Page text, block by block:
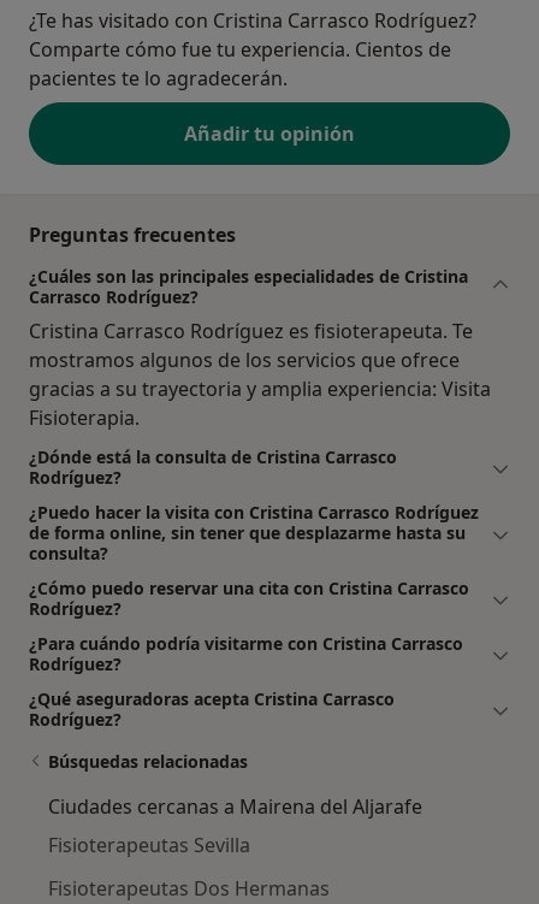
¿Te has visitado con Cristina Carrasco Rodríguez?
Comparte cómo fue tu experiencia. Cientos de
pacientes te lo agradecerán.
Añadir tu opinión
Preguntas frecuentes
¿Cuáles son las principales especialidades de Cristina
Carrasco Rodríguez?
Cristina Carrasco Rodríguez es fisioterapeuta. Te
mostramos algunos de los servicios que ofrece
gracias a su trayectoria y amplia experiencia: Visita
Fisioterapia.
¿Dónde está la consulta de Cristina Carrasco
Rodríguez?
¿Puedo hacer la visita con Cristina Carrasco Rodríguez
de forma online, sin tener que desplazarme hasta su
consulta?
¿Cómo puedo reservar una cita con Cristina Carrasco
Rodríguez?
¿Para cuándo podría visitarme con Cristina Carrasco
Rodríguez?
¿Qué aseguradoras acepta Cristina Carrasco
Rodríguez?
Búsquedas relacionadas
Ciudades cercanas a Mairena del Aljarafe
Fisioterapeutas Sevilla
Fisioterapeutas Dos Hermanas